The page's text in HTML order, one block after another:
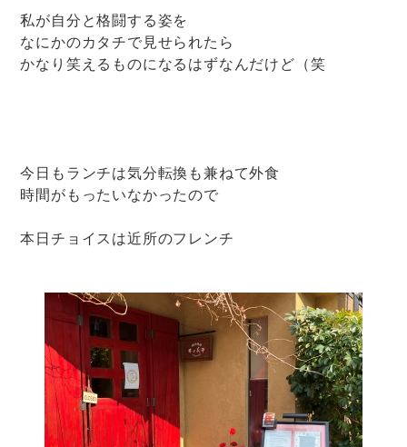
私が自分と格闘する姿を
なにかのカタチで見せられたら
かなり笑えるものになるはずなんだけど（笑
今日もランチは気分転換も兼ねて外食
時間がもったいなかったので
本日チョイスは近所のフレンチ